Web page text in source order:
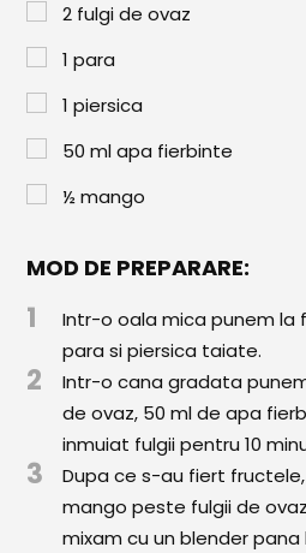
Aluaturi Dulci
Aluaturi Sărate
Pizza
Rețete cu Carne
Salate
Sandwichuri și Wraps
Supe și Ciorbe
Rețete Video
Comunitatea
iCooking
2 fulgi de ovaz
1 para
1 piersica
50 ml apa fierbinte
½ mango
MOD DE PREPARARE:
1
Intr-o oala mica punem la
para si piersica taiate.
2
Intr-o cana gradata
de ovaz, 50 ml de apa
inmuiat fulgii pentru 10
3
Dupa ce s-au fiert
mango peste fulgii de
mixam cu un blender